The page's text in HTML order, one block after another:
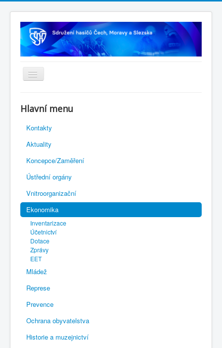
Rejstřík sportu
Novelizace Stanov SH ČMS
Plán činnosti 2026
Kalendář akcí
Výhody pro členy
Portál REDENOX
Hlavní menu
Kontakty
Aktuality
Koncepce/Zaměření
Ústřední orgány
Vnitroorganizační
Ekonomika
Inventarizace
Účetnictví
Dotace
Zprávy
EET
Mládež
Represe
Prevence
Ochrana obyvatelstva
Historie a muzejnictví